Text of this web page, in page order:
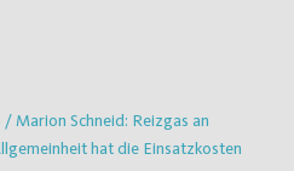
Marion Schneid: Reizgas an
hat die Einsatzkosten